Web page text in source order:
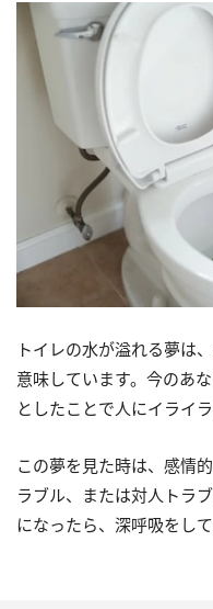
トイレの水が溢れる夢は、
意味しています。今のあ
としたことで人にイライ
この夢を見た時は、感情
ラブル、または対人トラ
になったら、深呼吸をし